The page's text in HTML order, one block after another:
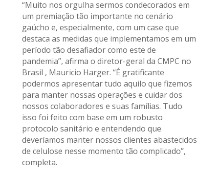
“Muito nos orgulha sermos condecorados em
um premiação tão importante no cenário
gaúcho e, especialmente, com um case que
destaca as medidas que implementamos em um
período tão desafiador como este de
pandemia”, afirma o diretor-geral da CMPC no
Brasil , Mauricio Harger. “É gratificante
podermos apresentar tudo aquilo que fizemos
para manter nossas operações e cuidar dos
nossos colaboradores e suas famílias. Tudo
isso foi feito com base em um robusto
protocolo sanitário e entendendo que
deveríamos manter nossos clientes abastecidos
de celulose nesse momento tão complicado”,
completa.